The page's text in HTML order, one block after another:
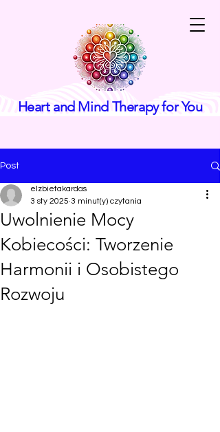
Heart and Mind Therapy for You
Post
Uwolnienie Mocy
Kobiecości: Tworzenie
Harmonii i Osobistego
Rozwoju
elzbietakardas
3 sty 2025 3 minut(y) czytania